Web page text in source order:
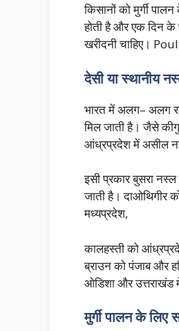
किसानों को मुर्गी
होती है और एक दिन के
खरीदनी चाहिए।
देसी या स्थानीय
भारत में अलग– अलग
मिल जाती है। जैसे
आंध्रप्रदेश में असील
इसी प्रकार बुसरा
जाती है। दाओथिगीर
मध्यप्रदेश,
कालहस्ती को
ब्राउन को पंजाब और
ओडिशा और
मुर्गी पालन के लिए